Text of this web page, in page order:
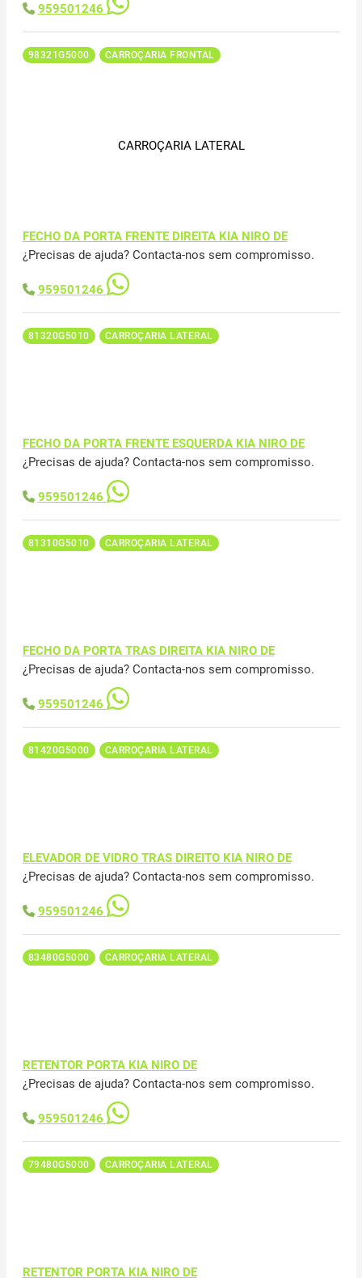
959501246
98321G5000 CARROÇARIA FRONTAL
CARROÇARIA LATERAL
FECHO DA PORTA FRENTE DIREITA KIA NIRO DE
¿Precisas de ajuda? Contacta-nos sem compromisso.
959501246
81320G5010 CARROÇARIA LATERAL
FECHO DA PORTA FRENTE ESQUERDA KIA NIRO DE
¿Precisas de ajuda? Contacta-nos sem compromisso.
959501246
81310G5010 CARROÇARIA LATERAL
FECHO DA PORTA TRAS DIREITA KIA NIRO DE
¿Precisas de ajuda? Contacta-nos sem compromisso.
959501246
81420G5000 CARROÇARIA LATERAL
ELEVADOR DE VIDRO TRAS DIREITO KIA NIRO DE
¿Precisas de ajuda? Contacta-nos sem compromisso.
959501246
83480G5000 CARROÇARIA LATERAL
RETENTOR PORTA KIA NIRO DE
¿Precisas de ajuda? Contacta-nos sem compromisso.
959501246
79480G5000 CARROÇARIA LATERAL
RETENTOR PORTA KIA NIRO DE